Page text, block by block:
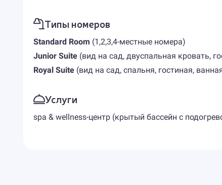
Типы номеров
Standard Room (1,2,3,4-местные номера)
Junior Suite(вид на сад, двуспальная кровать,
Royal Suite(вид на сад, спальня, гостиная,
Услуги
spa & wellness-центр (крытый бассейн с